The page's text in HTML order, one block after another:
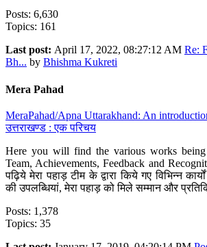
Posts: 6,630
Topics: 161
Last post: April 17, 2022, 08:27:12 AM Re:
Bh... by Bhishma Kukreti
Mera Pahad
MeraPahad/Apna Uttarakhand: An
उत्तराखण्ड : एक परिचय
Here you will find the various works being
Team, Achievements, Feedback and
पढ़िये मेरा पहाड़ टीम के द्वारा किये गए विभिन्न
की उपलब्धियां, मेरा पहाड़ को मिले सम्मान और
Posts: 1,378
Topics: 35